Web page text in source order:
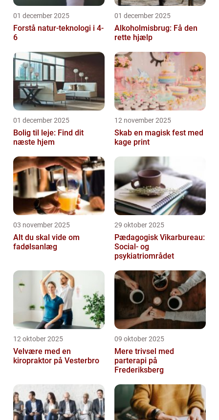
01 december 2025
Forstå natur-teknologi i 4-
6
01 december 2025
Alkoholmisbrug: Få den
rette hjælp
01 december 2025
Bolig til leje: Find dit
næste hjem
12 november 2025
Skab en magisk fest med
kage print
03 november 2025
Alt du skal vide om
fadølsanlæg
29 oktober 2025
Pædagogisk Vikarbureau:
Social- og
psykiatriområdet
12 oktober 2025
Velvære med en
kiropraktor på Vesterbro
09 oktober 2025
Mere trivsel med
parterapi på
Frederiksberg